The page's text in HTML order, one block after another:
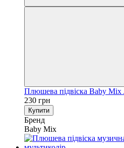
Плюшева підвіска Baby Mix
230 грн
Купити
Бренд
Baby Mix